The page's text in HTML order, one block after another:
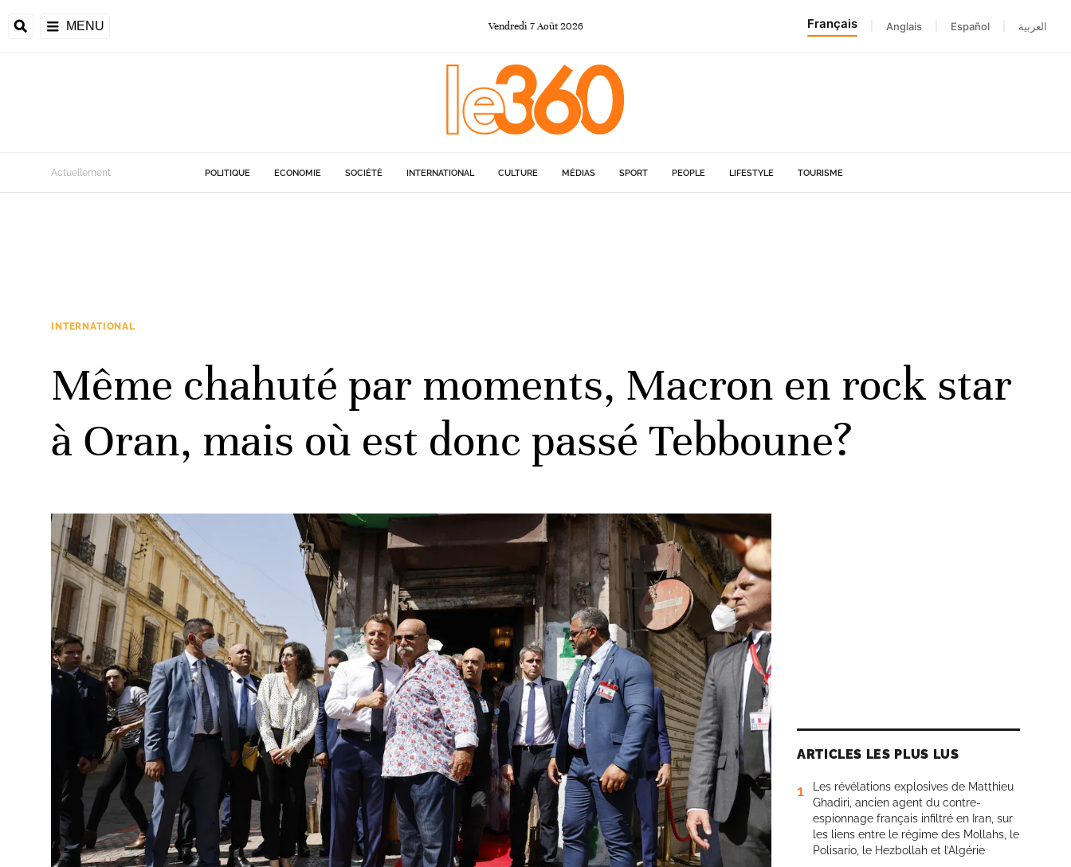
MENU Vendredi 7Août 2026 Français Anglais Español العربية
Actuellement POLITIQUE ECONOMIE SOCIÉTÉ INTERNATIONAL CULTURE MÉDIAS SPORT PEOPLE LIFESTYLE TOURISME
INTERNATIONAL
Même chahuté par moments, Macron en rock star
à Oran, mais où est donc passé Tebboune?
ARTICLES LES PLUS LUS
1
Les révélations explosives de Matthieu
Ghadiri, ancien agent du contre-
espionnage français infiltré en Iran, sur
les liens entre le régime des Mollahs, le
Polisario, le Hezbollah et l’Algérie